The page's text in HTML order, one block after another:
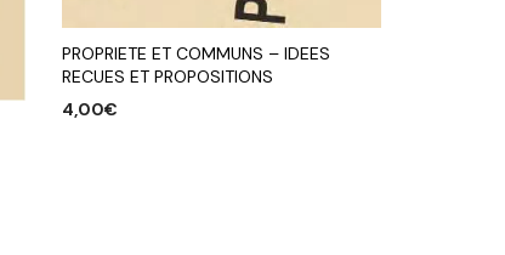
PROPRIETE ET COMMUNS – IDEES
RECUES ET PROPOSITIONS
4,00€